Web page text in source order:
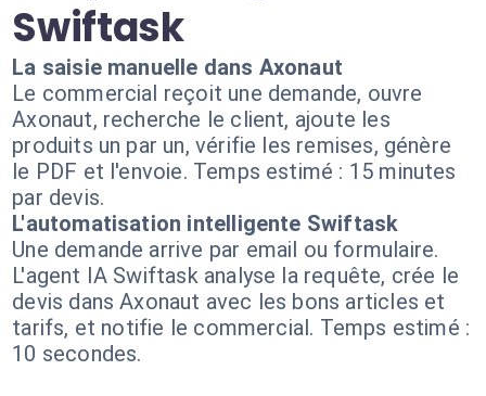
Swiftask
La saisie manuelle dans Axonaut
Le commercial reçoit une demande, ouvre
Axonaut, recherche le client, ajoute les
produits un par un, vérifie les remises, génère
le PDF et l'envoie. Temps estimé : 15 minutes
par devis.
L'automatisation intelligente Swiftask
Une demande arrive par email ou formulaire.
L'agent IA Swiftask analyse la requête, crée le
devis dans Axonaut avec les bons articles et
tarifs, et notifie le commercial. Temps estimé :
10 secondes.